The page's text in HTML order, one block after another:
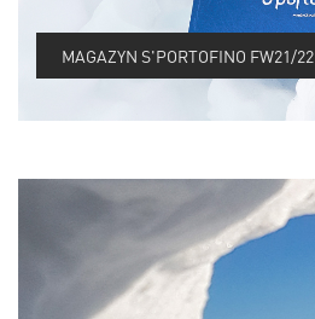
MAGAZYN S'PORTOFINO FW21/22